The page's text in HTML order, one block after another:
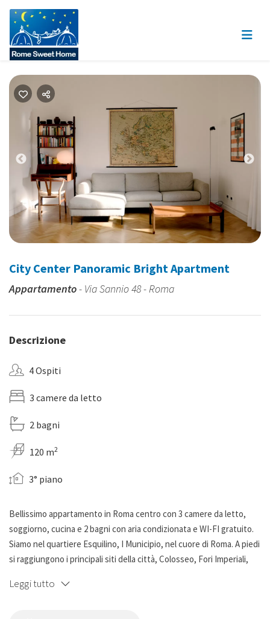
Previous
City Center Panoramic Bright Apartment
Appartamento- Via Sannio 48 - Roma
Descrizione
4 Ospiti
3 camere da letto
2 bagni
120 m2
3° piano
Bellissimo appartamento in Roma centro con 3 camere da letto,
soggiorno, cucina e 2 bagni con aria condizionata e WI-FI gratuito.
Siamo nel quartiere Esquilino, I Municipio, nel cuore di Roma. A piedi
si raggiungono i principali siti della città, Colosseo, Fori Imperiali,
pochi passi da casa.
Leggi tutto